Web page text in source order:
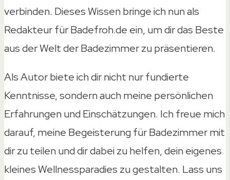
verbinden. Dieses Wissen bringe ich nun als
Redakteur für Badefroh.de ein, um dir das Beste
aus der Welt der Badezimmer zu präsentieren.
Als Autor biete ich dir nicht nur fundierte
Kenntnisse, sondern auch meine persönlichen
Erfahrungen und Einschätzungen. Ich freue mich
darauf, meine Begeisterung für Badezimmer mit
dir zu teilen und dir dabei zu helfen, dein eigenes
kleines Wellnessparadies zu gestalten. Lass uns